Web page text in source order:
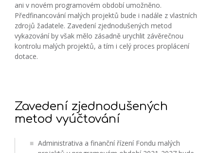
ani v novém programovém období umožněno.
Předfinancování malých projektů bude i nadále z vlastních
zdrojů žadatele. Zavedení zjednodušených metod
vykazování by však mělo zásadně urychlit závěrečnou
kontrolu malých projektů, a tím i celý proces proplácení
dotace.
Zavedení zjednodušených
metod vyúčtování
Administrativa a finanční řízení Fondu malých